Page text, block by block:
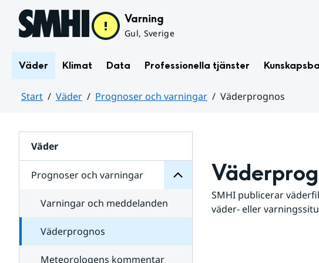
Hoppa till sidans innehåll Varning
Gul, Sverige
Väder Klimat Data Professionella tjänster
Start Väder Prognoser och varningar
Väderprognos
Väder
Prognoser och varningar
för
varningar
Varningar och meddelanden
Väderprognos
Meteorologens kommentar
SMHI publicerar
väder- eller